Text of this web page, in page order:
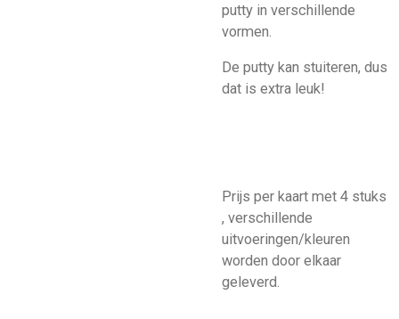
putty in verschillende
vormen.
De putty kan stuiteren, dus
dat is extra leuk!
Prijs per kaart met 4 stuks
, verschillende
uitvoeringen/kleuren
worden door elkaar
geleverd.